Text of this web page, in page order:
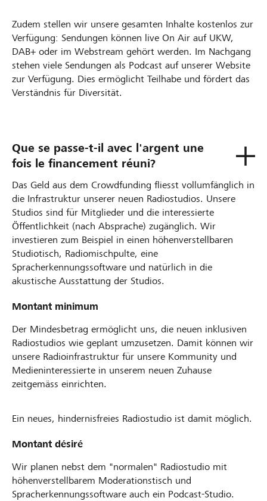
Zudem stellen wir unsere gesamten Inhalte kostenlos zur
Verfügung: Sendungen können live On Air auf UKW,
DAB+ oder im Webstream gehört werden. Im Nachgang
stehen viele Sendungen als Podcast auf unserer Website
zur Verfügung. Dies ermöglicht Teilhabe und fördert das
Verständnis für Diversität.
Que se passe-t-il avec l'argent une
fois le financement réuni?
Das Geld aus dem Crowdfunding fliesst vollumfänglich in
die Infrastruktur unserer neuen Radiostudios. Unsere
Studios sind für Mitglieder und die interessierte
Öffentlichkeit (nach Absprache) zugänglich. Wir
investieren zum Beispiel in einen höhenverstellbaren
Studiotisch, Radiomischpulte, eine
Spracherkennungssoftware und natürlich in die
akustische Ausstattung der Studios.
Montant minimum
Der Mindesbetrag ermöglicht uns, die neuen inklusiven
Radiostudios wie geplant umzusetzen. Damit können wir
unsere Radioinfrastruktur für unsere Kommunity und
Medieninteressierte in unserem neuen Zuhause
zeitgemäss einrichten.
Ein neues, hindernisfreies Radiostudio ist damit möglich.
Montant désiré
Wir planen nebst dem "normalen" Radiostudio mit
höhenverstellbarem Moderationstisch und
Spracherkennungssoftware auch ein Podcast-Studio.